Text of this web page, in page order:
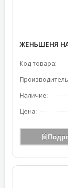
ЖЕНЬШЕНЯ
Код товара:
Наличие:
Цена: